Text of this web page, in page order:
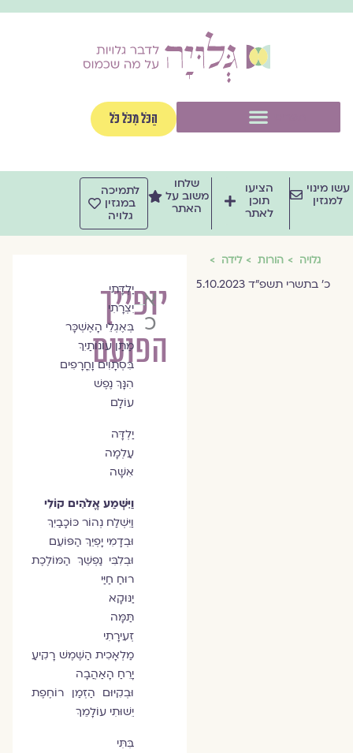
הַכֹּל מִכֹּל כֹּל
מינוי
למגזין
הציעו
תוכן
לאתר
שלחו
משוב על
האתר
לתמיכה
במגזין
גלויה
גלויה הורות לידה
כ׳ בתשרי תשפ״ד 5.10.2023
יופייך
הפועם
איריס
כליף
יַלְדָּתִי
יִצְרָתִי
בְּאֶגְלֵי הָאֶשְׁכָּר
מַתַּן עוֹנוֹתַיִךְ
בִּסְתָוִים וָחֳרָפִים
הִנָּךְ נֶפֶשׁ
עוֹלָם
יַלְדָּה
עַלְמָה
אִשָּׁה
וַיִּשְׁמַע אֱלֹהִים קוֹלִי
וַיִּשְׁלַח נְהוֹר כּוֹכָבַיִךְ
וּבְדָמִי יָפְיֵךְ הַפּוֹעֵם
וּבְלִבִּי נַפְשֵׁךְ הַמּוֹלֶכֶת
רוּחַ חַיַּי
יַנּוּקָא
תַּמָּה
זְעִירָתִי
מַלְאָכִית הַשֶּׁמֶשׁ רָקִיעַ
יָרֵחַ הָאַהֲבָה
וּבְקִיּוּם הַזְּמַן רוֹחֶפֶת
יֵשׁוּתִי עוֹלָמֵךְ
בִּתִּי